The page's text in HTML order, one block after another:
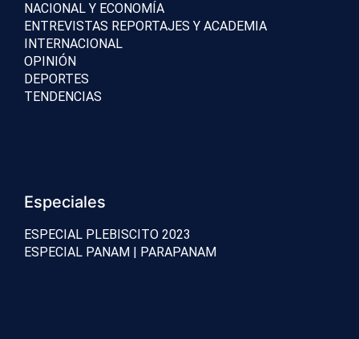
NACIONAL Y ECONOMÍA
ENTREVISTAS REPORTAJES Y ACADEMIA
INTERNACIONAL
OPINIÓN
DEPORTES
TENDENCIAS
Especiales
ESPECIAL PLEBISCITO 2023
ESPECIAL PANAM | PARAPANAM